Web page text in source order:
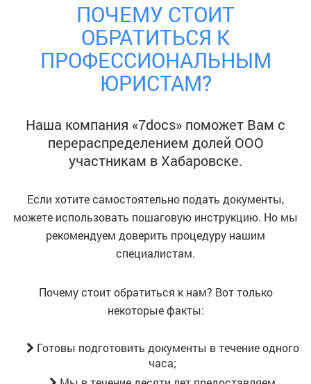
ПОЧЕМУ СТОИТ
ОБРАТИТЬСЯ К
ПРОФЕССИОНАЛЬНЫМ
ЮРИСТАМ?
Наша компания «7docs» поможет Вам с
перераспределением долей ООО
участникам в Хабаровске.
Если хотите самостоятельно подать документы,
можете использовать пошаговую инструкцию. Но мы
рекомендуем доверить процедуру нашим
специалистам.
Почему стоит обратиться к нам? Вот только
некоторые факты:
Готовы подготовить документы в течение одного
часа;